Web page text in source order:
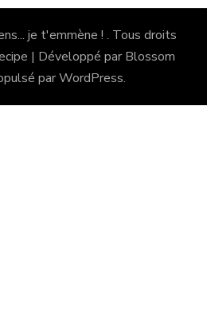
je t'emmène ! . Tous droits
| Développé par Blossom
parWordPress.